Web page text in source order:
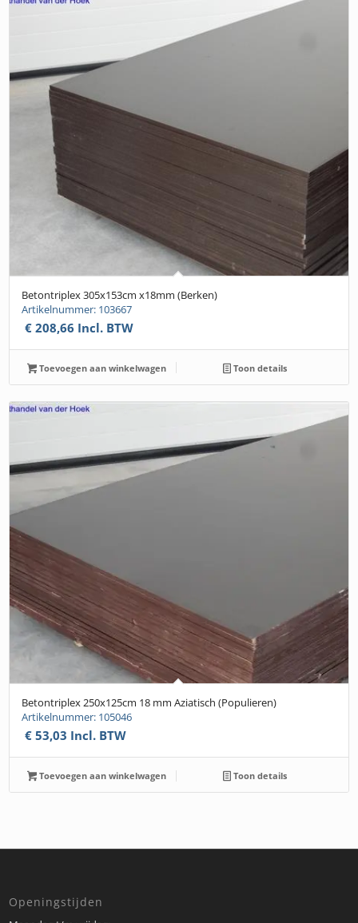
Betontriplex 305x153cm x18mm (Berken)
Artikelnummer: 103667
€ 208,66 Incl. BTW
Toevoegen aan winkelwagen Toon details
Betontriplex 250x125cm 18 mm Aziatisch (Populieren)
Artikelnummer: 105046
€ 53,03 Incl. BTW
Toevoegen aan winkelwagen Toon details
Openingstijden